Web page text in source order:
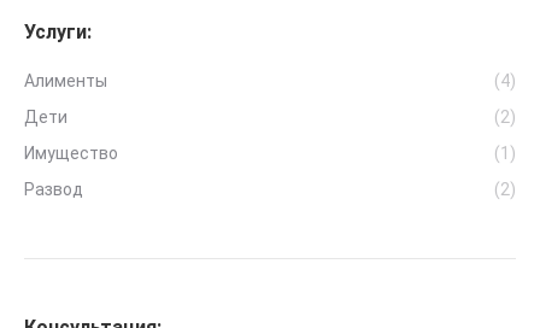
Услуги:
Алименты
(4)
Дети
(2)
Имущество
(1)
Развод
(2)